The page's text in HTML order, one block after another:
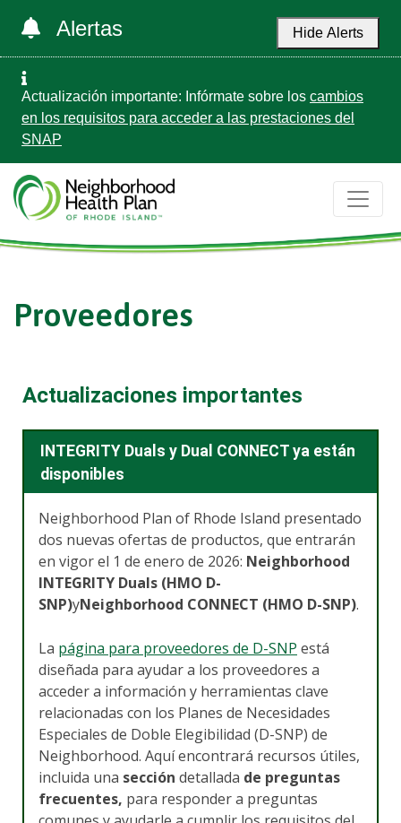
Alertas Hide Alerts
Actualización importante: Infórmate sobre los cambios
en los requisitos para acceder a las prestaciones del
SNAP
Proveedores
Actualizaciones importantes
INTEGRITY Duals y Dual CONNECT ya están
disponibles
Neighborhood Plan of Rhode Island presentado
dos nuevas ofertas de productos, que entrarán
en vigor el 1 de enero de 2026: Neighborhood
INTEGRITY Duals (HMO D-
SNP)yNeighborhood CONNECT (HMO D-SNP).
La página para proveedores de D-SNP está
diseñada para ayudar a los proveedores a
acceder a información y herramientas clave
relacionadas con los Planes de Necesidades
Especiales de Doble Elegibilidad (D-SNP) de
Neighborhood. Aquí encontrará recursos útiles,
incluida una sección detallada de preguntas
frecuentes, para responder a preguntas